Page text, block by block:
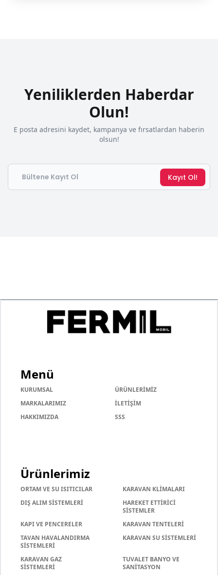
Yeniliklerden Haberdar
Olun!
E posta adresini kaydet, kampanya ve fırsatlardan haberin
olsun!
Email
Kayıt Ol!
Menü
KURUMSAL
ÜRÜNLERİMİZ
MARKALARIMIZ
İLETİŞİM
HAKKIMIZDA
SSS
Ürünlerimiz
ORTAM VE SU ISITICILAR
KARAVAN KLİMALARI
DIŞ ALIM SİSTEMLERİ
HAREKET ETTİRİCİ
SİSTEMLER
KAPI VE PENCERELER
KARAVAN TENTELERİ
TAVAN HAVALANDIRMA
SİSTEMLERİ
KARAVAN SU SİSTEMLERİ
KARAVAN GAZ
SİSTEMLERİ
TUVALET BANYO VE
SANİTASYON